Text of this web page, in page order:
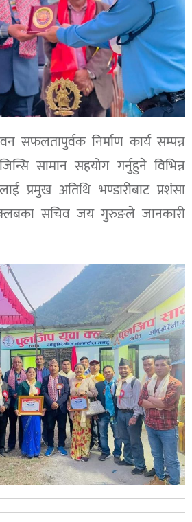
सफलतापुर्वक निर्माण कार्य सम्पन्न
सामान सहयोग गर्नुहुने विभिन्न
प्रमुख अतिथि भण्डारीबाट प्रशंसा
सचिव जय गुरुङले जानकारी